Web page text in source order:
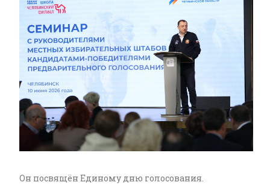
Он посвящён Единому дню голосования.